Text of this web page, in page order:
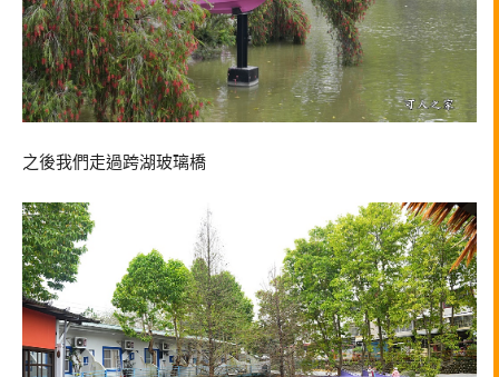
之後我們走過跨湖玻璃橋